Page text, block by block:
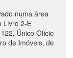
numa área
Livro 2-E
Único Oficio
de Imóveis, de